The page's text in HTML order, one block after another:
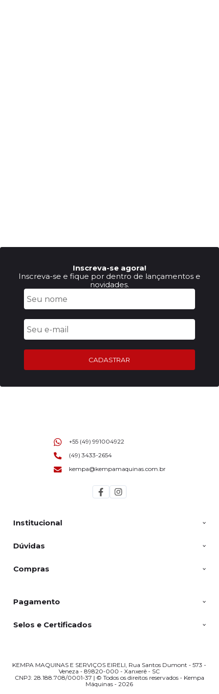
Inscreva-se agora!
Inscreva-se e fique por dentro de lançamentos e
novidades.
CADASTRAR
Institucional
Dúvidas
Compras
+55 (49) 991004922
(49) 3433-2654
kempa@kempamaquinas.com.br
Pagamento
Selos e Certificados
KEMPA MAQUINAS E SERVIÇOS EIRELI, Rua Santos Dumont - 573 -
Veneza - 89820-000 - Xanxerê - SC
CNPJ: 28.188.708/0001-37 | © Todos os direitos reservados - Kempa
Máquinas - 2026